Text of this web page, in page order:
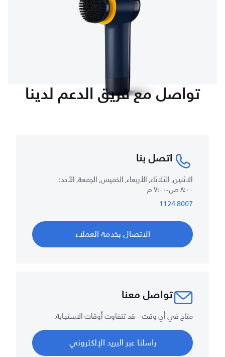
تواصل مع فريق الدعم لدينا
اتصل بنا
الاثنين, الثلاثاء, الأربعاء, الخميس, الجمعة, الأحد :
٨:٠٠ ص-٧:٠٠ م
8007 1124
الاتصال بخدمة العملاء
تواصل معنا
متاح في أي وقت – قد تتفاوت أوقات الاستجابة.
راسلنا عبر البريد الإلكتروني